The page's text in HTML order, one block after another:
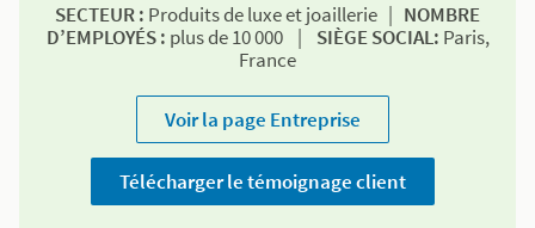
SECTEUR : Produits de luxe et joaillerie | NOMBRE
D’EMPLOYÉS : plus de 10 000 | SIÈGE SOCIAL: Paris,
France
Voir la page Entreprise
Télécharger le témoignage client